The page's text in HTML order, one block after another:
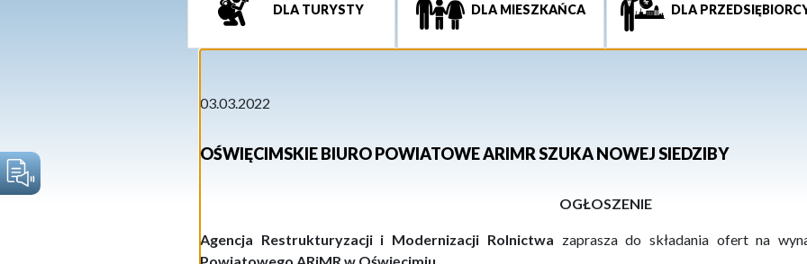
DLA TURYSTY DLA MIESZKAŃCA DLA
03.03.2022
OŚWIĘCIMSKIE BIURO POWIATOWE ARIMR SZUKA NOWEJ SIEDZIBY
OGŁOSZENIE
Agencja Restrukturyzacji i Modernizacji Rolnictwa zaprasza do składania ofert na